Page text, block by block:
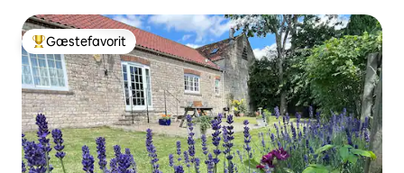
Bedste gæstefavorit
Gæstefavorit